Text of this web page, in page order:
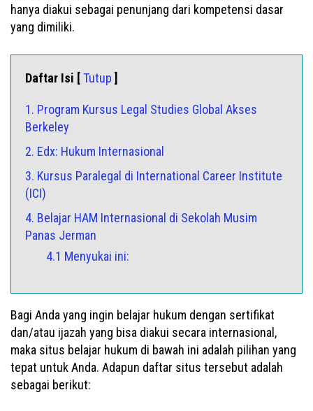
hanya diakui sebagai penunjang dari kompetensi dasar
yang dimiliki.
Daftar Isi [Tutup ]
1. Program Kursus Legal Studies Global Akses
Berkeley
2. Edx: Hukum Internasional
3. Kursus Paralegal di International Career Institute
(ICI)
4. Belajar HAM Internasional di Sekolah Musim
Panas Jerman
4.1 Menyukai ini:
Bagi Anda yang ingin belajar hukum dengan sertifikat
dan/atau ijazah yang bisa diakui secara internasional,
maka situs belajar hukum di bawah ini adalah pilihan yang
tepat untuk Anda. Adapun daftar situs tersebut adalah
sebagai berikut: